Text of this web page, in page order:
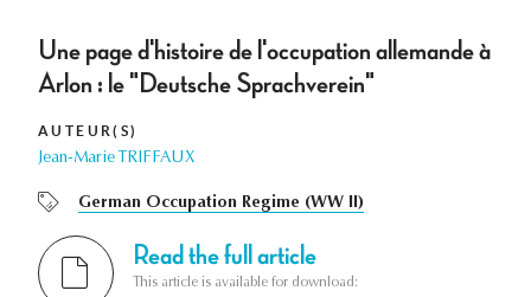
Une page d'histoire de l'occupation allemande à
Arlon : le "Deutsche Sprachverein"
AUTEUR(S)
Jean-Marie TRIFFAUX
German Occupation Regime (WW II)
Read the full article
This article is available for download: